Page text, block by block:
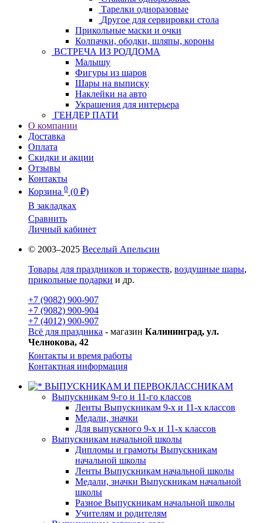
Тарелки одноразовые
Другое для сервировки стола
Прикольные маски и очки
Колпачки, ободки, шляпы, короны
ВСТРЕЧА ИЗ РОДДОМА
Малышу
Фигуры из шаров
Шары на выписку
Наклейки на авто
Украшения для интерьера
ГЕНДЕР ПАТИ
О компании
Доставка
Оплата
Скидки и акции
Отзывы
Контакты
Корзина 0 (0 ₽)
В закладках
Сравнить
Личный кабинет
© 2003–2025 Веселый Апельсин
Товары для праздников и торжеств, воздушные шары,
прикольные подарки и др.
+7 (9082) 900-907
+7 (9082) 900-904
+7 (4012) 900-907
Всё для праздника - магазин Калининград, ул.
Челнокова, 42
Контакты и время работы
Контактная информация
ВЫПУСКНИКАМ И ПЕРВОКЛАССНИКАМ
Выпускникам 9-го и 11-го классов
Ленты Выпускникам 9-х и 11-х классов
Медали, значки
Для выпускного 9-х и 11-х классов
Выпускникам начальной школы
Дипломы и грамоты Выпускникам
начальной школы
Ленты Выпускникам начальной школы
Медали, значки Выпускникам начальной
школы
Разное Выпускникам начальной школы
Учителям и родителям